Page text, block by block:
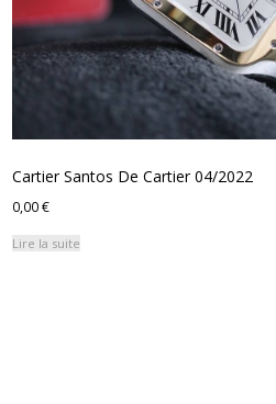
Cartier Santos De Cartier 04/2022
0,00€
Lire la suite